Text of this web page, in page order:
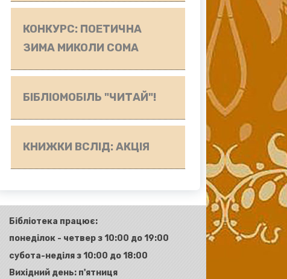
КОНКУРС: ПОЕТИЧНА
ЗИМА МИКОЛИ СОМА
БІБЛІОМОБІЛЬ "ЧИТАЙ"!
КНИЖКИ ВСЛІД: АКЦІЯ
Бібліотека працює:
понеділок - четвер з 10:00 до 19:00
субота-неділя з 10:00 до 18:00
Вихідний день: п'ятниця